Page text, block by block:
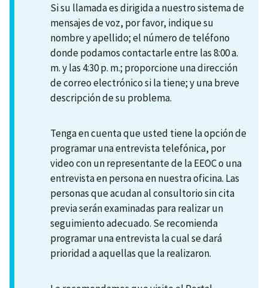
Si su llamada es dirigida a nuestro sistema de
mensajes de voz, por favor, indique su
nombre y apellido; el número de teléfono
donde podamos contactarle entre las 8:00 a.
m. y las 4:30 p. m.; proporcione una dirección
de correo electrónico si la tiene; y una breve
descripción de su problema.
Tenga en cuenta que usted tiene la opción de
programar una entrevista telefónica, por
video con un representante de la EEOC o una
entrevista en persona en nuestra oficina. Las
personas que acudan al consultorio sin cita
previa serán examinadas para realizar un
seguimiento adecuado. Se recomienda
programar una entrevista la cual se dará
prioridad a aquellas que la realizaron.